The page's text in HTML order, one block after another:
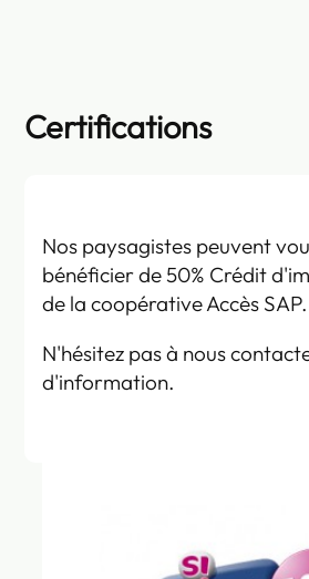
Certifications
Nos paysagistes peuvent
bénéficier de 50% Crédit
de la coopérative Accès SAP.
N'hésitez pas à nous
d'information.